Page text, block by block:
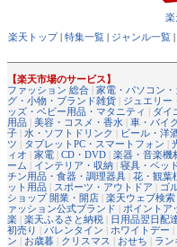
楽
楽天トップ| 特集一覧 | ジャンル一覧 |
【楽天市場のサービス】
ファッション 総合 | 家電・パソコン
グ・小物・ブランド雑貨 | ジュエリー
ッズ・ベビー用品・マタニティ | ダイ
用品 | 美容・コスメ・香水 | 車・バイク
子 | 水・ソフトドリンク | ビール・洋
ツ | タブレットPC・スマートフォン |
ィオ | 家電 | CD・DVD | 楽器・音楽機
ーム | インテリア・収納 | 寝具・ベッ
チン用品・食器・調理器具 | 花・観葉
ット用品 | スポーツ・アウトドア | ゴ
ショップ 開業・開店 | 楽天ウェブ検索
ァッション公式ブランド | ポイントア
楽 | 楽天ふるさと納税 | 日用品翌日配
初売り | バレンタイン | ホワイトデー |
ン | お歳暮 | クリスマス | おせち | ラン